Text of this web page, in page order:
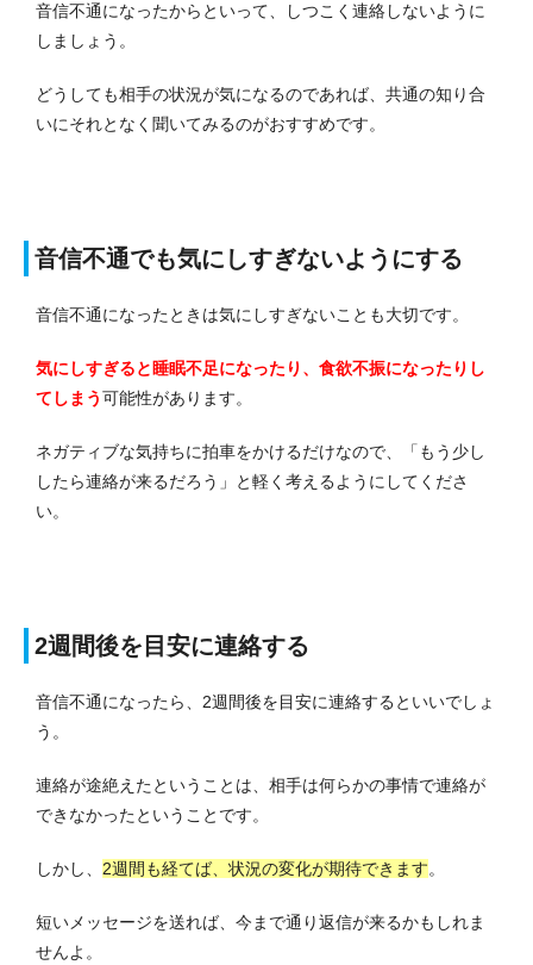
音信不通になったからといって、しつこく連絡しないように
しましょう。
どうしても相手の状況が気になるのであれば、共通の知り合
いにそれとなく聞いてみるのがおすすめです。
音信不通でも気にしすぎないようにする
音信不通になったときは気にしすぎないことも大切です。
気にしすぎると睡眠不足になったり、食欲不振になったりし
てしまう可能性があります。
ネガティブな気持ちに拍車をかけるだけなので、「もう少し
したら連絡が来るだろう」と軽く考えるようにしてくださ
い。
2週間後を目安に連絡する
音信不通になったら、2週間後を目安に連絡するといいでしょ
う。
連絡が途絶えたということは、相手は何らかの事情で連絡が
できなかったということです。
しかし、 2週間も経てば、状況の変化が期待できます。
短いメッセージを送れば、今まで通り返信が来るかもしれま
せんよ。